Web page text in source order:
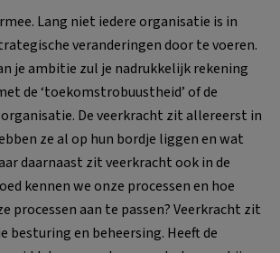
Lang niet iedere organisatie is in
veranderingen door te voeren.
je ambitie zul je nadrukkelijk rekening
de ‘toekomstrobuustheid’ of de
De veerkracht zit allereerst in
ze al op hun bordje liggen en wat
daarnaast zit veerkracht ook in de
kennen we onze processen en hoe
processen aan te passen? Veerkracht zit
besturing en beheersing. Heeft de